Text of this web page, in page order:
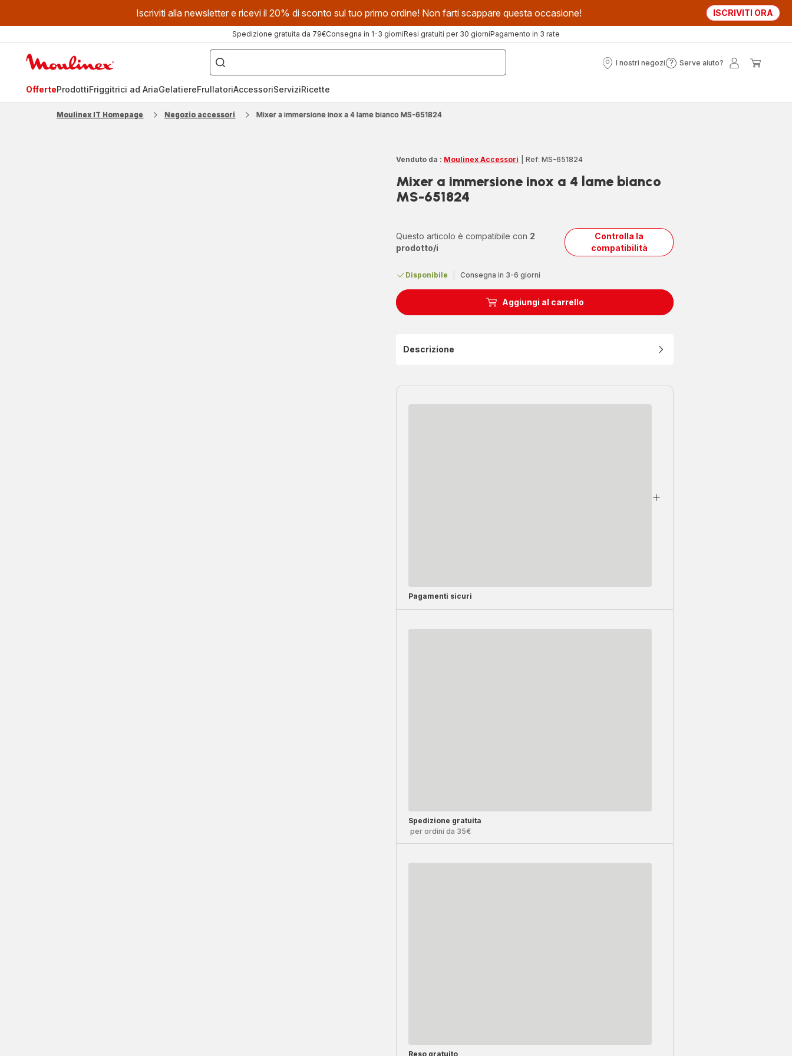
Iscriviti alla newsletter e ricevi il 20% di sconto sul tuo primo ordine! Non farti scappare questa occasione! ISCRIVITI ORA
Spedizione gratuita da 79€Consegna in 1-3 giorniResi gratuiti per 30 giorniPagamento in 3 rate
Cosa
stai
cercando?
I nostri negozi
I
Serve aiuto?
Serve
OfferteProdottiFriggitrici ad AriaGelatiereFrullatoriAccessoriServiziRicette
Moulinex IT Homepage Negozio accessori Mixer a immersione inox a 4 lame bianco MS-651824
Venduto da : Moulinex Accessori Ref: MS-651824
Mixer a immersione inox a 4 lame bianco
MS-651824
Questo articolo è compatibile con 2
prodotto/i
Controlla la
compatibilità
Disponibile Consegna in 3-6 giorni
Aggiungi al carrello
Descrizione
Pagamenti sicuri
Spedizione gratuita
per ordini da 35€
Reso gratuito